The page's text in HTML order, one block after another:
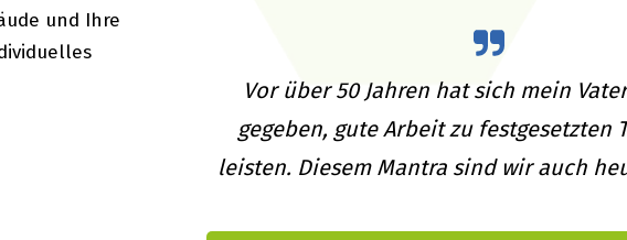
und Ihre
Vor über 50 Jahren hat sich mein
gegeben, gute Arbeit zu festgesetzten
leisten. Diesem Mantra sind wir auch